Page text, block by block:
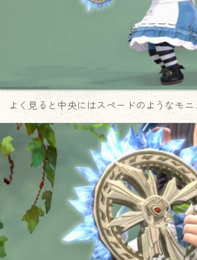
よく見ると中央にはスペードのようなモ